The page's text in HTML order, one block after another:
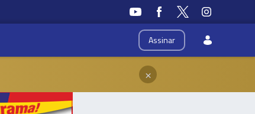
Assinar
×